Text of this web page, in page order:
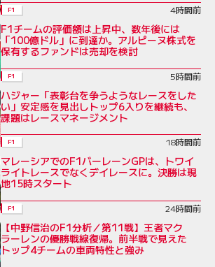
F1 4時間前
F1チームの評価額は上昇中、数年後には
「100億ドル」に到達か。アルピーヌ株式を
保有するファンドは売却を検討
F1 5時間前
ハジャー「表彰台を争うようなレースをした
い」安定感を見出しトップ6入りを継続も、
課題はレースマネージメント
F1 18時間前
マレーシアでのF1バーレーンGPは、トワイ
ライトレースでなくデイレースに。決勝は現
地15時スタート
F1 24時間前
【中野信治のF1分析／第11戦】王者マク
ラーレンの優勝戦線復帰。前半戦で見えた
トップ4チームの車両特性と強み